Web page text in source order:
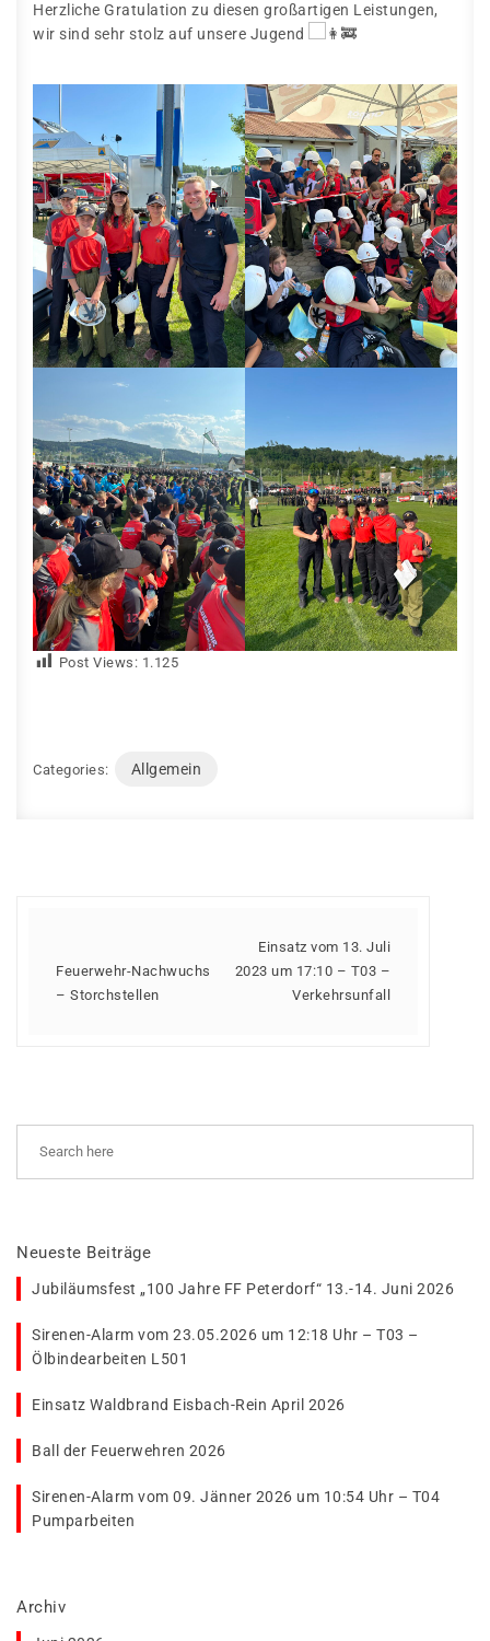
Herzliche Gratulation zu diesen großartigen Leistungen,
wir sind sehr stolz auf unsere Jugend
Post Views: 1.125
Categories: Allgemein
Feuerwehr-Nachwuchs
– Storchstellen
Einsatz vom 13. Juli
2023 um 17:10 – T03 –
Verkehrsunfall
Neueste Beiträge
Jubiläumsfest „100 Jahre FF Peterdorf“ 13.-14. Juni 2026
Sirenen-Alarm vom 23.05.2026 um 12:18 Uhr – T03 –
Ölbindearbeiten L501
Einsatz Waldbrand Eisbach-Rein April 2026
Ball der Feuerwehren 2026
Sirenen-Alarm vom 09. Jänner 2026 um 10:54 Uhr – T04
Pumparbeiten
Archiv